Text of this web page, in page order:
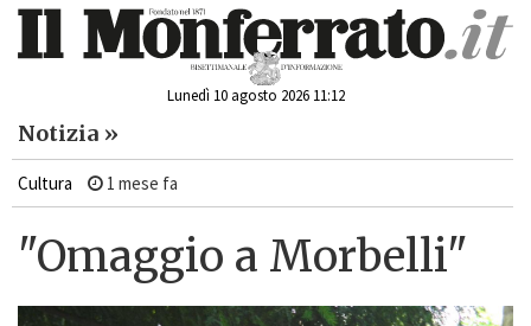
Lunedì 10 agosto 2026 11:12
Notizia »
Cultura 1 mese fa
"Omaggio a Morbelli"